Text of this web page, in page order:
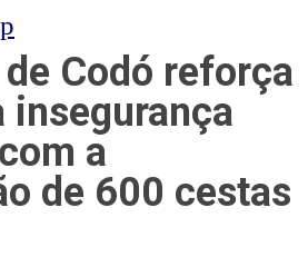
Codó reforça
insegurança
a
de 600 cestas